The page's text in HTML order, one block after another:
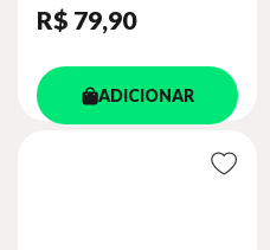
R$ 79,90
ADICIONAR